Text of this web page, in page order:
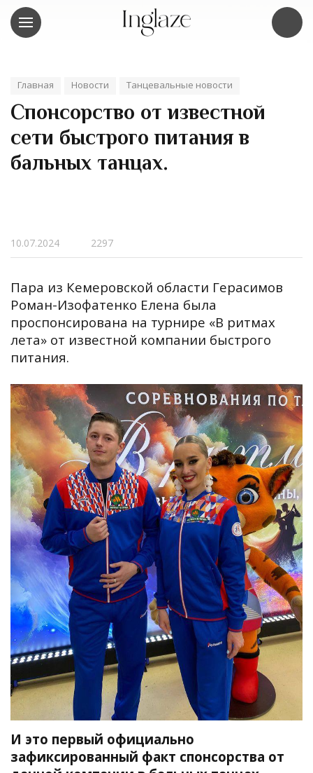
Главная Новости Танцевальные новости
Спонсорство от известной
сети быстрого питания в
бальных танцах.
10.07.2024 2297
Пара из Кемеровской области Герасимов
Роман-Изофатенко Елена была
проспонсирована на турнире «В ритмах
лета» от известной компании быстрого
питания.
И это первый официально
зафиксированный факт спонсорства от